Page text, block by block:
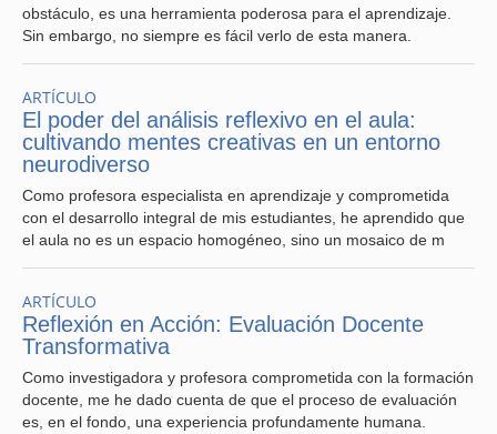
Alberto Hurtado,“La innovación debe responder a
contextos, no a modas. Una innovación útil en educación
es aquella que transforma la experiencia de los
estudiantes y amplía su sentido de posibilidad”
2019).
Liderazgos que movilizan
comunidades
liderazgo. No un liderazgo autoritario, centrado en la
gestión administrativa, sino uno distribuido, ético y
pedagógico, donde el equipo directivo oriente, escuche,
convocado a construir comunidad profesional y a alinear
prácticas hacia una visión común.
obstáculo, es una herramienta poderosa para el aprendizaje.
Sin embargo, no siempre es fácil verlo de esta manera.
ARTÍCULO
El poder del análisis reflexivo en el aula:
cultivando mentes creativas en un entorno
neurodiverso
Como profesora especialista en aprendizaje y comprometida
con el desarrollo integral de mis estudiantes, he aprendido que
el aula no es un espacio homogéneo, sino un mosaico de m
ARTÍCULO
Reflexión en Acción: Evaluación Docente
Transformativa
Como investigadora y profesora comprometida con la formación
docente, me he dado cuenta de que el proceso de evaluación
es, en el fondo, una experiencia profundamente humana.